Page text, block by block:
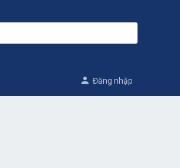
Đăng nhập